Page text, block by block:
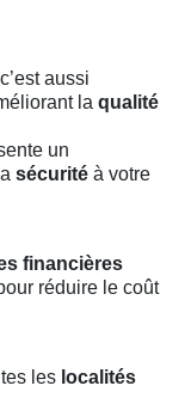
aussi
la qualité
un
sécurité à votre
financières
réduire le coût
les localités